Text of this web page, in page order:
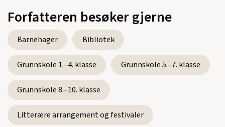
Forfatteren besøker gjerne
Barnehager Bibliotek
Grunnskole 1.–4. klasse Grunnskole 5.–7. klasse
Grunnskole 8.–10. klasse
Litterære arrangement og festivaler